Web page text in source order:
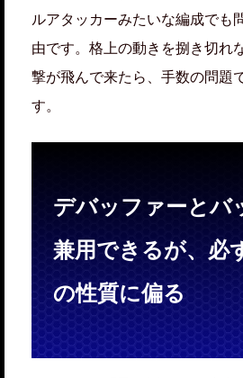
ルアタッカーみたいな編成でも
由です。格上の動きを捌き切れ
撃が飛んで来たら、手数の問題
す。
デバッファーとバ
兼用できるが、必
の性質に偏る